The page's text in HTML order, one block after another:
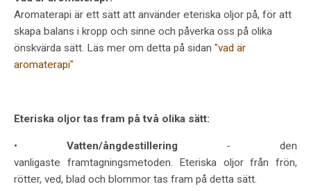
Aromaterapi är ett sätt att använder eteriska oljor på, för att
skapa balans i kropp och sinne och påverka oss på olika
önskvärda sätt. Läs mer om detta på sidan "vad är
aromaterapi"
Eteriska oljor tas fram på två olika sätt:
• Vatten/ångdestillering- den
vanligaste framtagningsmetoden. Eteriska oljor från frön,
rötter, ved, blad och blommor tas fram på detta sätt.